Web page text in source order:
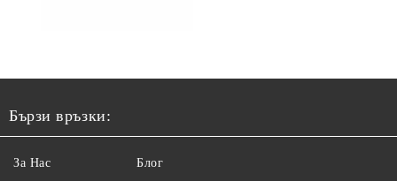
Бързи връзки:
За Нас Блог